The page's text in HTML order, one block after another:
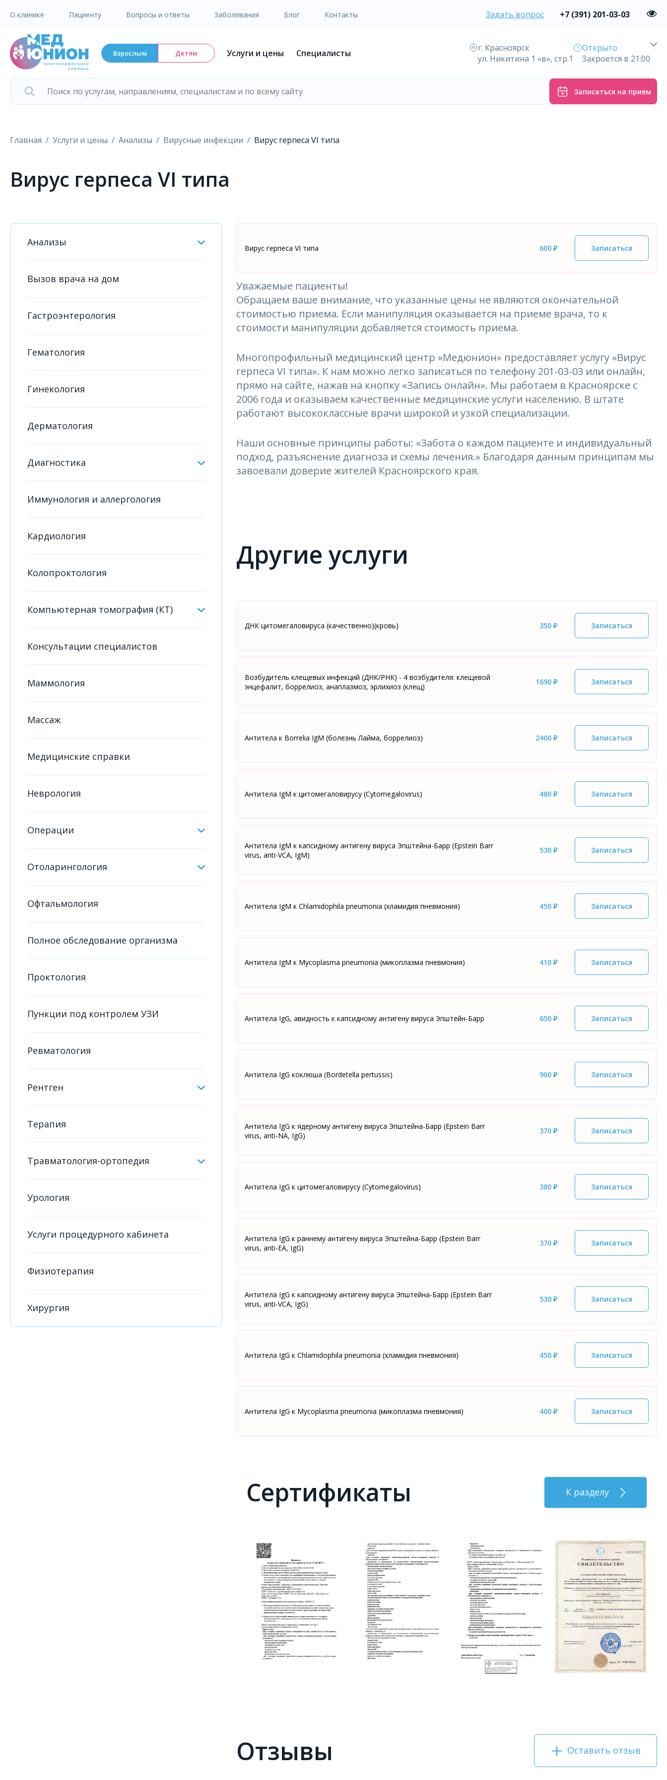
О клинике Пациенту Вопросы и ответы Заболевания Блог Контакты Задать вопрос +7 (391) 201-03-03
Взрослым Детям Услуги и цены Специалисты
г. Красноярск
ул. Никитина 1 «в», стр.1
Открыто
Закроется в 21:00
Записаться на прием
Главная Услуги и цены Анализы Вирусные инфекции Вирус герпеса VI типа
Вирус герпеса VI типа
Анализы
Вызов врача на дом
Гастроэнтерология
Гематология
Гинекология
Дерматология
Диагностика
Иммунология и аллергология
Кардиология
Колопроктология
Компьютерная томография (КТ)
Консультации специалистов
Маммология
Массаж
Медицинские справки
Неврология
Операции
Отоларингология
Офтальмология
Полное обследование организма
Проктология
Пункции под контролем УЗИ
Ревматология
Рентген
Терапия
Травматология-ортопедия
Урология
Услуги процедурного кабинета
Физиотерапия
Хирургия
Вирус герпеса VI типа 600 ₽ Записаться
Уважаемые пациенты!
Обращаем ваше внимание, что указанные цены не являются окончательной
стоимостью приема. Если манипуляция оказывается на приеме врача, то к
стоимости манипуляции добавляется стоимость приема.
Многопрофильный медицинский центр «Медюнион» предоставляет услугу «Вирус
герпеса VI типа». К нам можно легко записаться по телефону 201-03-03 или онлайн,
прямо на сайте, нажав на кнопку «Запись онлайн». Мы работаем в Красноярске с
2006 года и оказываем качественные медицинские услуги населению. В штате
работают высококлассные врачи широкой и узкой специализации.
Наши основные принципы работы: «Забота о каждом пациенте и индивидуальный
подход, разъяснение диагноза и схемы лечения.» Благодаря данным принципам мы
завоевали доверие жителей Красноярского края.
Другие услуги
ДНК цитомегаловируса (качественно)(кровь) 350 ₽ Записаться
Возбудитель клещевых инфекций (ДНК/РНК) - 4 возбудителя: клещевой
энцефалит, боррелиоз, анаплазмоз, эрлихиоз (клещ)
1690 ₽ Записаться
Антитела к Borrelia IgM (болезнь Лайма, боррелиоз) 2400 ₽ Записаться
Антитела IgM к цитомегаловирусу (Cytomegalovirus) 480 ₽ Записаться
Антитела IgM к капсидному антигену вируса Эпштейна-Барр (Epstein Barr
virus, anti-VCA, IgM)
530 ₽ Записаться
Антитела IgM к Сhlamidophila pneumonia (хламидия пневмония) 450 ₽ Записаться
Антитела IgM к Mycoplasma pneumonia (микоплазма пневмония) 410 ₽ Записаться
Антитела IgG, авидность к капсидному антигену вируса Эпштейн-Барр 650 ₽ Записаться
Антитела IgG коклюша (Bordetella pertussis) 900 ₽ Записаться
Антитела IgG к ядерному антигену вируса Эпштейна-Барр (Epstein Barr
virus, anti-NA, IgG)
370 ₽ Записаться
Антитела IgG к цитомегаловирусу (Cytomegalovirus) 380 ₽ Записаться
Антитела IgG к раннему антигену вируса Эпштейна-Барр (Epstein Barr
virus, anti-ЕA, IgG)
370 ₽ Записаться
Антитела IgG к капсидному антигену вируса Эпштейна-Барр (Epstein Barr
virus, anti-VCA, IgG)
530 ₽ Записаться
Антитела IgG к Сhlamidophila pneumonia (хламидия пневмония) 450 ₽ Записаться
Антитела IgG к Mycoplasma pneumonia (микоплазма пневмония) 400 ₽ Записаться
Сертификаты К разделу
Отзывы Оставить отзыв